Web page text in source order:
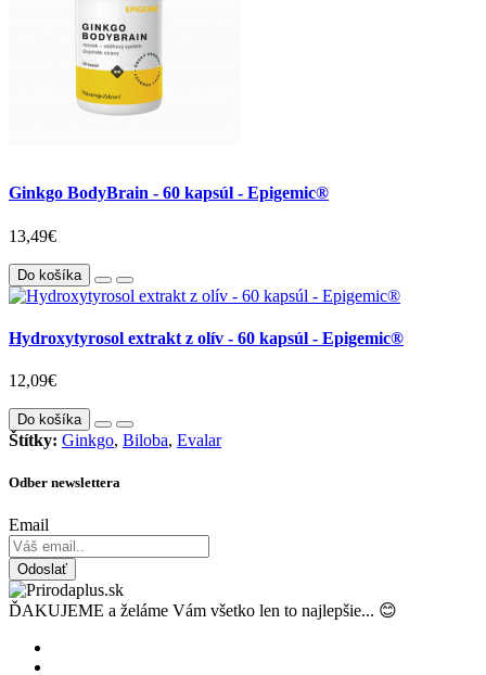
Ginkgo BodyBrain - 60 kapsúl - Epigemic®
13,49€
Do košíka
Hydroxytyrosol extrakt z olív - 60 kapsúl - Epigemic®
12,09€
Do košíka
Štítky: Ginkgo, Biloba, Evalar
Odber newslettera
Email
Odoslať
ĎAKUJEME a želáme Vám všetko len to najlepšie... 😊